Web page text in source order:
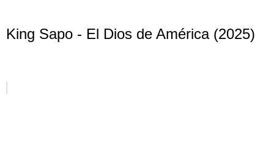
King Sapo - El Dios de América (2025)